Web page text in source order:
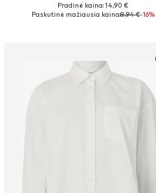
Galimi dydžiai: XS, S, M, L, XL
Pradinė kaina: 14,90 €
Paskutinė mažiausia kaina:8,94 €-16%